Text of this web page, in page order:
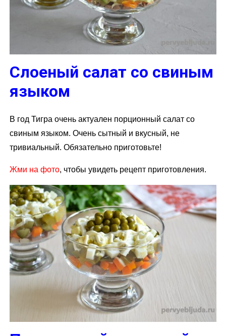
Слоеный салат со свиным
языком
В год Тигра очень актуален порционный салат со
свиным языком. Очень сытный и вкусный, не
тривиальный. Обязательно приготовьте!
Жми на фото, чтобы увидеть рецепт приготовления.